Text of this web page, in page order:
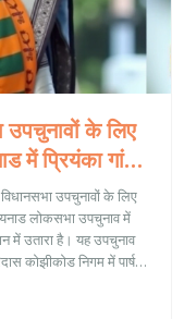
के लिए
में प्रियंका गांधी
को उताराउपचुनावों के लिए
लोकसभा उपचुनाव में
में उतारा है। यह उपचुनाव
कोझीकोड निगम में पार्षद